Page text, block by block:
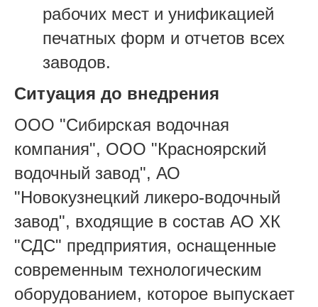
рабочих мест и унификацией
печатных форм и отчетов всех
заводов.
Ситуация до внедрения
ООО "Сибирская водочная
компания", ООО "Красноярский
водочный завод", АО
"Новокузнецкий ликеро-водочный
завод", входящие в состав АО ХК
"СДС" предприятия, оснащенные
современным технологическим
оборудованием, которое выпускает